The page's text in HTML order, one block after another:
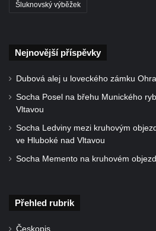
Pánův kříž v Broumovských stěnách
Kříž u domu čp. 113 na Vlčí Hoře
Centrální kříž hřbitova Vlčí Hora
Velkém Šenově
Kříž naproti domu čp. 23 v ulici
Teplicích
Šluknovský výběžek
Nejnovější příspěvky
Dubová alej u loveckého zámku
Socha Posel na břehu Munického
Vltavou
Socha Ledviny mezi kruhovým
ve Hluboké nad Vltavou
Socha Memento na kruhovém
Přehled rubrik
Českopis